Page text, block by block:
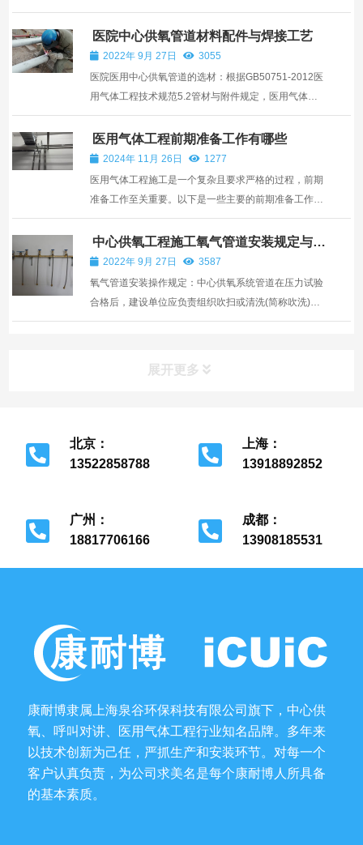
氧，医院在氧气站房设立高压氧或者液态氧站给各病房
和手术室等区域供氧。经由管道设备减压和稳压后，安
全输送到病房床头供病人吸氧的的一套系统装置。病房
床头吸氧...
医院中心供氧管道材料配件与焊接工艺
2022年 9月 27日
3055
医院医用中心供氧管道的选材：根据GB50751-2012医
用气体工程技术规范5.2管材与附件规定，医用气体的
管材均应采用无缝铜管或无缝不锈钢管。铜管具有杀灭
细菌清洁管道的作用、施工技术相对成熟普及利于后期
检修维修等优点，所以大多数中心供氧管道均采用无缝
铜管居多。...
医用气体工程前期准备工作有哪些
2024年 11月 26日
1277
医用气体工程施工是一个复杂且要求严格的过程，前期
准备工作至关重要。以下是一些主要的前期准备工作：
设计图纸审核 完整性审核：仔细检查设计图纸是否完
整，包括医用气体的种类（如氧气、氮气、笑气、负压
吸引等）、管道系统布局（从气源到各个用气终端）、
设备选...
中心供氧工程施工氧气管道安装规定与吹
扫2022年 9月 27日
3587
氧气管道安装操作规定：中心供氧系统管道在压力试验
合格后，建设单位应负责组织吹扫或清洗(简称吹洗)工
作,并应在吹洗前编制吹洗方案。公称直径小于600mm
展开更多
北京：
13522858788
上海：
13918892852
广州：
18817706166
成都：
13908185531
康耐博隶属上海泉谷环保科技有限公司旗下，中心供
氧、呼叫对讲、医用气体工程行业知名品牌。多年来
以技术创新为己任，严抓生产和安装环节。对每一个
客户认真负责，为公司求美名是每个康耐博人所具备
的基本素质。